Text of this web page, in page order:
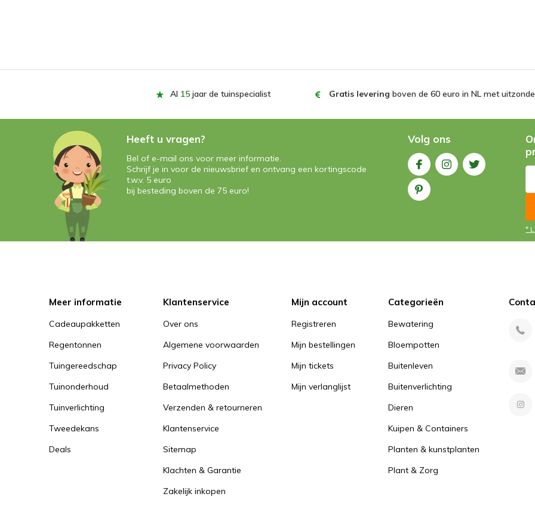
Al 15 jaar de tuinspecialist Gratis levering boven de 60 euro in NL met
Heeft u vragen?
Bel of e-mail ons voor meer informatie.
Schrijf je in voor de nieuwsbrief en ontvang een kortingscode
t.w.v. 5 euro
bij besteding boven de 75 euro!
Volg ons
*
Meer informatie
Cadeaupakketten
Regentonnen
Tuingereedschap
Tuinonderhoud
Tuinverlichting
Tweedekans
Deals
Klantenservice
Over ons
Algemene voorwaarden
Privacy Policy
Betaalmethoden
Verzenden & retourneren
Klantenservice
Sitemap
Klachten & Garantie
Zakelijk inkopen
Mijn account
Registreren
Mijn bestellingen
Mijn tickets
Mijn verlanglijst
Categorieën
Bewatering
Bloempotten
Buitenleven
Buitenverlichting
Dieren
Kuipen & Containers
Planten & kunstplanten
Plant & Zorg